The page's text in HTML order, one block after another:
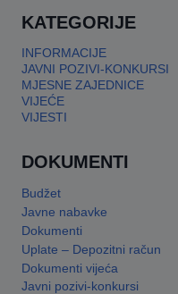
KATEGORIJE
INFORMACIJE
JAVNI POZIVI-KONKURSI
MJESNE ZAJEDNICE
VIJEĆE
VIJESTI
DOKUMENTI
Budžet
Javne nabavke
Dokumenti
Uplate – Depozitni račun
Dokumenti vijeća
Javni pozivi-konkursi